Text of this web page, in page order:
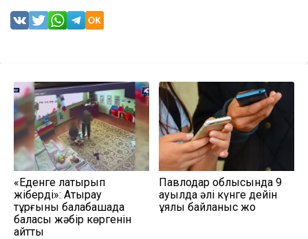
«Еденге лақтырып
жіберді»: Атырау
тұрғыны балабақшада
баласы жәбір көргенін
айтты
Павлодар облысында 9
ауылда әлі күнге дейін
ұялы байланыс жоқ